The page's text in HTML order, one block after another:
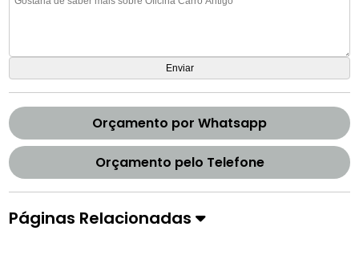
Orçamento por Whatsapp
Orçamento pelo Telefone
Páginas Relacionadas